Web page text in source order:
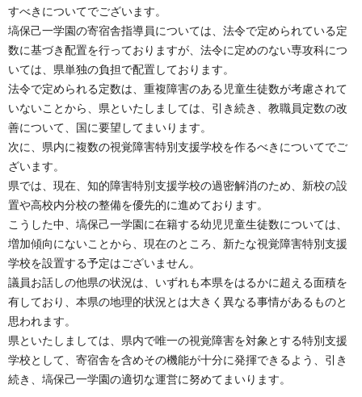
すべきについてでございます。
塙保己一学園の寄宿舎指導員については、法令で定められている定
数に基づき配置を行っておりますが、法令に定めのない専攻科につ
いては、県単独の負担で配置しております。
法令で定められる定数は、重複障害のある児童生徒数が考慮されて
いないことから、県といたしましては、引き続き、教職員定数の改
善について、国に要望してまいります。
次に、県内に複数の視覚障害特別支援学校を作るべきについてでご
ざいます。
県では、現在、知的障害特別支援学校の過密解消のため、新校の設
置や高校内分校の整備を優先的に進めております。
こうした中、塙保己一学園に在籍する幼児児童生徒数については、
増加傾向にないことから、現在のところ、新たな視覚障害特別支援
学校を設置する予定はございません。
議員お話しの他県の状況は、いずれも本県をはるかに超える面積を
有しており、本県の地理的状況とは大きく異なる事情があるものと
思われます。
県といたしましては、県内で唯一の視覚障害を対象とする特別支援
学校として、寄宿舎を含めその機能が十分に発揮できるよう、引き
続き、塙保己一学園の適切な運営に努めてまいります。